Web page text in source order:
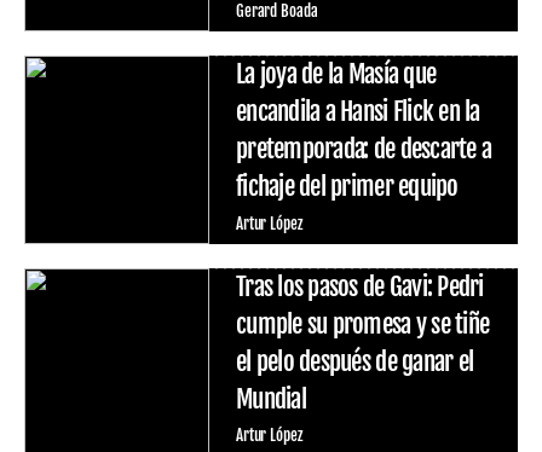
Gerard Boada
La joya de la Masía que
encandila a Hansi Flick en la
pretemporada: de descarte a
fichaje del primer equipo
Artur López
Tras los pasos de Gavi: Pedri
cumple su promesa y se tiñe
el pelo después de ganar el
Mundial
Artur López